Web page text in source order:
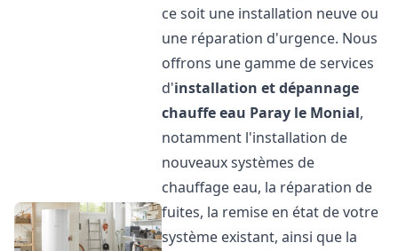
ce soit une installation neuve ou
une réparation d'urgence. Nous
offrons une gamme de services
d'installation et dépannage
chauffe eau Paray le Monial,
notamment l'installation de
nouveaux systèmes de
chauffage eau, la réparation de
fuites, la remise en état de votre
système existant, ainsi que la